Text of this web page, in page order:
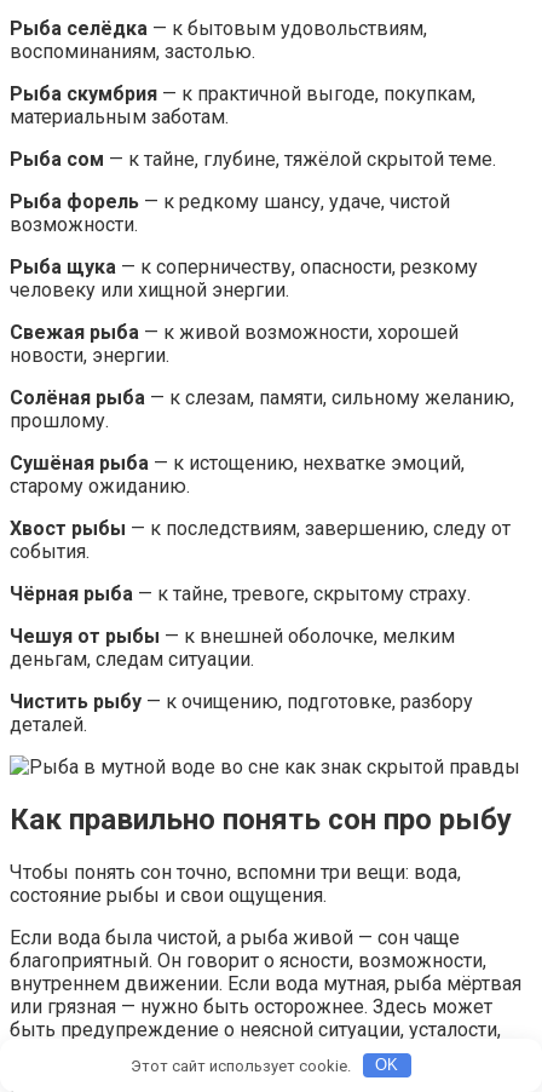
Рыба селёдка — к бытовым удовольствиям,
воспоминаниям, застолью.
Рыба скумбрия — к практичной выгоде, покупкам,
материальным заботам.
Рыба сом — к тайне, глубине, тяжёлой скрытой теме.
Рыба форель — к редкому шансу, удаче, чистой
возможности.
Рыба щука — к соперничеству, опасности, резкому
человеку или хищной энергии.
Свежая рыба — к живой возможности, хорошей
новости, энергии.
Солёная рыба — к слезам, памяти, сильному желанию,
прошлому.
Сушёная рыба — к истощению, нехватке эмоций,
старому ожиданию.
Хвост рыбы — к последствиям, завершению, следу от
события.
Чёрная рыба — к тайне, тревоге, скрытому страху.
Чешуя от рыбы — к внешней оболочке, мелким
деньгам, следам ситуации.
Чистить рыбу — к очищению, подготовке, разбору
деталей.
Как правильно понять сон про рыбу
Чтобы понять сон точно, вспомни три вещи: вода,
состояние рыбы и свои ощущения.
Если вода была чистой, а рыба живой — сон чаще
благоприятный. Он говорит о ясности, возможности,
внутреннем движении. Если вода мутная, рыба мёртвая
или грязная — нужно быть осторожнее. Здесь может
быть предупреждение о неясной ситуации, усталости,
Этот сайт использует cookie. OK